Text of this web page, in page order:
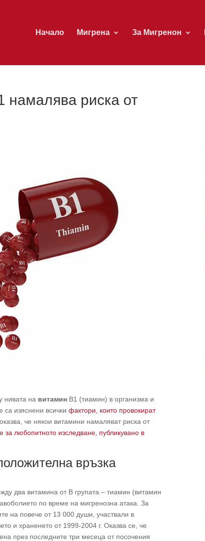
Начало Мигрена За Мигренон
намалява риска от
нивата на витамин В1 (тиамин) в организма и
са изяснени всичкифактори, които провокират
оказва, че някои витамини намаляват риска от
за любопитното изследване, публикувано в
връзка
два витамина от В групата – тиамин (витамин
по време на мигренозна атака. За
на повече от 13 000 души, участвали в
и храненето от 1999-2004 г. Оказва се, че
през последните три месеца от посочения